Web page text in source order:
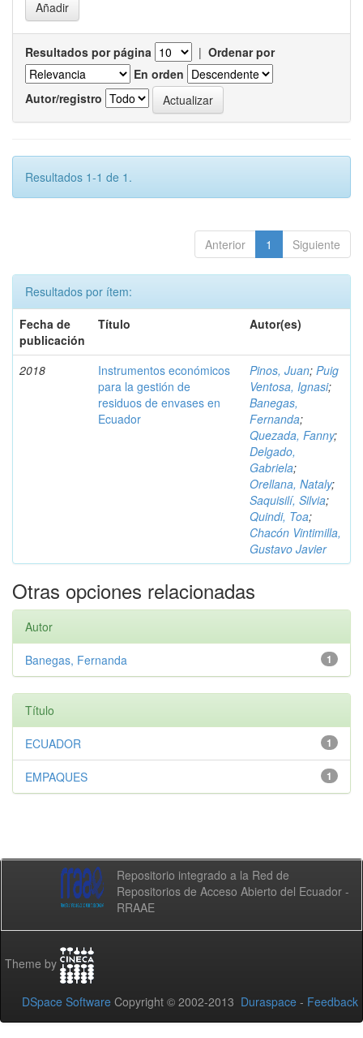
Resultados por página | Ordenar por
En orden
Autor/registro
Resultados 1-1 de 1.
Anterior 1 Siguiente
Resultados por ítem:
Fecha de
publicación
Título Autor(es)
2018
Instrumentos económicos
para la gestión de
residuos de envases en
Ecuador
Pinos, Juan; Puig
Ventosa, Ignasi;
Banegas,
Fernanda;
Quezada, Fanny;
Delgado,
Gabriela;
Orellana, Nataly;
Saquisilí, Silvia;
Quindi, Toa;
Chacón Vintimilla,
Gustavo Javier
Otras opciones relacionadas
Autor
1
Banegas, Fernanda
Título
1
ECUADOR
1
EMPAQUES
Repositorio integrado a la Red de
Repositorios de Acceso Abierto del Ecuador -
RRAAE
Theme by
DSpace Software Copyright © 2002-2013 Duraspace - Feedback